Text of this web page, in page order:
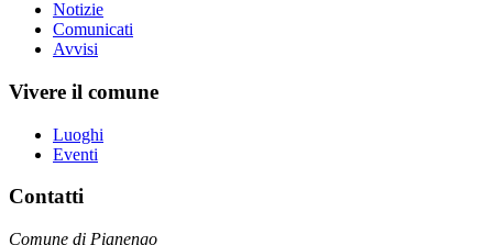
Notizie
Comunicati
Avvisi
Vivere il comune
Luoghi
Eventi
Contatti
Comune di Pianengo